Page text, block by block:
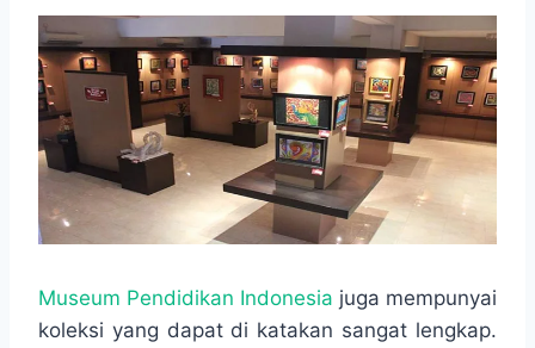
Museum Pendidikan Indonesia juga mempunyai
koleksi yang dapat di katakan sangat lengkap.